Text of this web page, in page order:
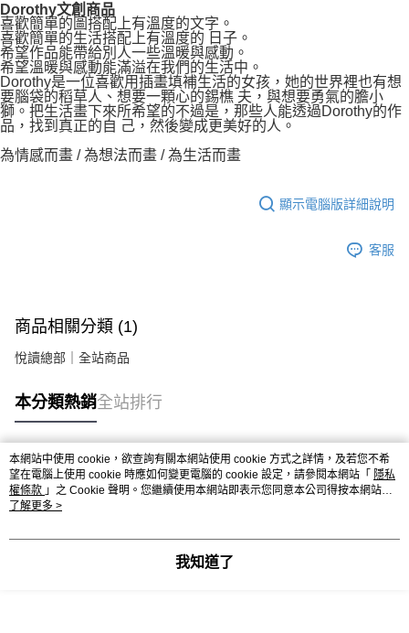
Dorothy文創商品
喜歡簡單的圖搭配上有溫度的文字。
喜歡簡單的生活搭配上有溫度的 日子。
希望作品能帶給別人一些溫暖與感動。
希望溫暖與感動能滿溢在我們的生活中。
Dorothy是一位喜歡用插畫填補生活的女孩，她的世界裡也有想
要腦袋的稻草人、想要一顆心的錫樵 夫，與想要勇氣的膽小
獅。把生活畫下來所希望的不過是，那些人能透過Dorothy的作
品，找到真正的自 己，然後變成更美好的人。
為情感而畫 / 為想法而畫 / 為生活而畫
顯示電腦版詳細說明
客服
商品相關分類 (1)
悅讀總部｜全站商品
本分類熱銷全站排行
熱門標籤
本網站中使用 cookie，欲查詢有關本網站使用 cookie 方式之詳情，及若您不希
望在電腦上使用 cookie 時應如何變更電腦的 cookie 設定，請參閱本網站「 隱私
權條款 」之 Cookie 聲明。您繼續使用本網站即表示您同意本公司得按本網站使
用條款之 Cookie 聲明使用 cookie。
了解更多 >
我知道了